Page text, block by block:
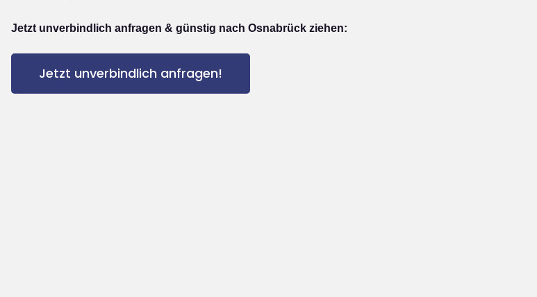
Jetzt unverbindlich anfragen & günstig nach Osnabrück ziehen:
Jetzt unverbindlich anfragen!